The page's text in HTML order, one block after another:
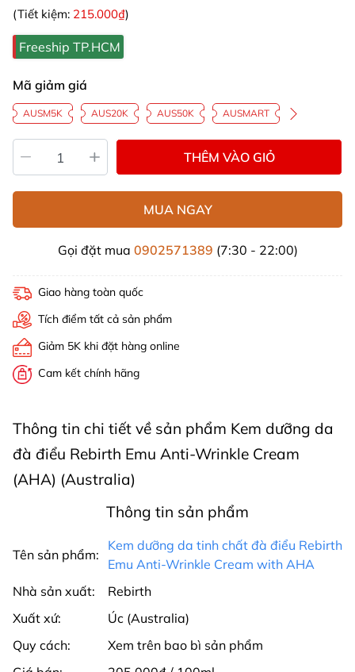
(Tiết kiệm: 215.000₫)
Freeship TP.HCM
Mã giảm giá
AUSM5K AUS20K AUS50K AUSMART
THÊM VÀO GIỎ
MUA NGAY
Gọi đặt mua 0902571389 (7:30 - 22:00)
Giao hàng toàn quốc
Tích điểm tất cả sản phẩm
Giảm 5K khi đặt hàng online
Cam kết chính hãng
Thông tin chi tiết về sản phẩm Kem dưỡng da
đà điểu Rebirth Emu Anti-Wrinkle Cream
(AHA) (Australia)
Thông tin sản phẩm
Tên sản phẩm:
Kem dưỡng da tinh chất đà điểu Rebirth
Emu Anti-Wrinkle Cream with AHA
Nhà sản xuất:
Rebirth
Xuất xứ:
Úc (Australia)
Quy cách:
Xem trên bao bì sản phẩm